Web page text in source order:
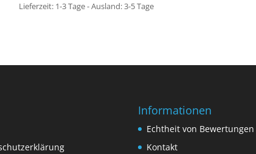
Lieferzeit: 1-3 Tage - Ausland: 3-5 Tage
Informationen
Echtheit von Bewertungen
Kontakt